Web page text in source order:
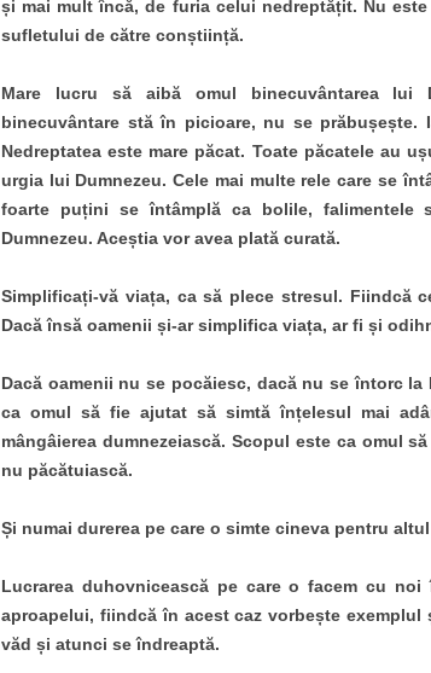
și mai mult încă, de furia celui nedreptățit. Nu
sufletului de către conștiință.
Mare lucru să aibă omul binecuvântarea lui
binecuvântare stă în picioare, nu se prăbușește.
Nedreptatea este mare păcat. Toate păcatele au
urgia lui Dumnezeu. Cele mai multe rele care se
foarte puțini se întâmplă ca bolile,
Dumnezeu. Aceștia vor avea plată curată.
Simplificați-vă viața, ca să plece stresul. Fiindcă
Dacă însă oamenii și-ar simplifica viața, ar fi și
Dacă oamenii nu se pocăiesc, dacă nu se întorc
ca omul să fie ajutat să simtă înțelesul mai
mângâierea dumnezeiască. Scopul este ca omul
nu păcătuiască.
Și numai durerea pe care o simte cineva pentru
Lucrarea duhovnicească pe care o facem cu
aproapelui, fiindcă în acest caz vorbește
văd și atunci se îndreaptă.